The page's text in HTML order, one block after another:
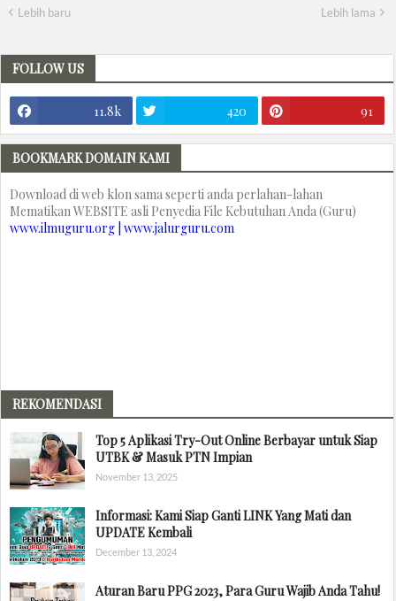
Lebih baru Lebih lama
FOLLOW US
11.8k 420 91
BOOKMARK DOMAIN KAMI
Download di web klon sama seperti anda perlahan-lahan
Mematikan WEBSITE asli Penyedia File Kebutuhan Anda (Guru)
www.ilmuguru.org | www.jalurguru.com
REKOMENDASI
Top 5 Aplikasi Try-Out Online Berbayar untuk Siap
UTBK & Masuk PTN Impian
November 13, 2025
Informasi: Kami Siap Ganti LINK Yang Mati dan
UPDATE Kembali
December 13, 2024
Aturan Baru PPG 2023, Para Guru Wajib Anda Tahu!